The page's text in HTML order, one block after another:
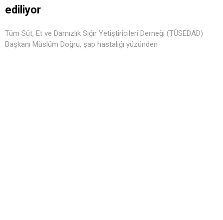
ediliyor
Tüm Süt, Et ve Damızlık Sığır Yetiştiricileri Derneği (TÜSEDAD)
Başkanı Müslüm Doğru, şap hastalığı yüzünden